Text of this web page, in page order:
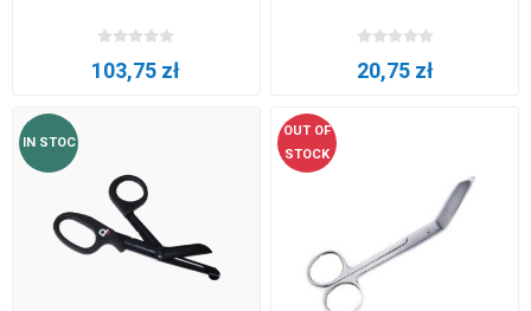
103,75 zł 20,75 zł
IN STOC
OUT OF
STOCK